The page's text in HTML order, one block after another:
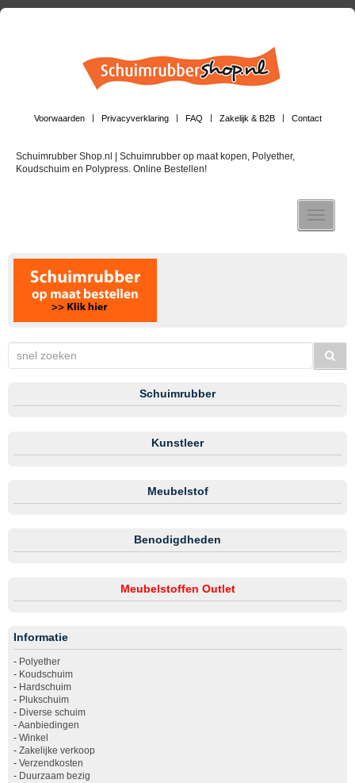
Voorwaarden Privacyverklaring FAQ Zakelijk & B2B Contact
Schuimrubber Shop.nl | Schuimrubber op maat kopen, Polyether,
Koudschuim en Polypress. Online Bestellen!
Toggle
Schuimrubber
Kunstleer
Meubelstof
Benodigdheden
Meubelstoffen Outlet
Informatie
- Polyether
- Koudschuim
- Hardschuim
- Plukschuim
- Diverse schuim
-Aanbiedingen
- Winkel
- Zakelijke verkoop
- Verzendkosten
- Duurzaam bezig